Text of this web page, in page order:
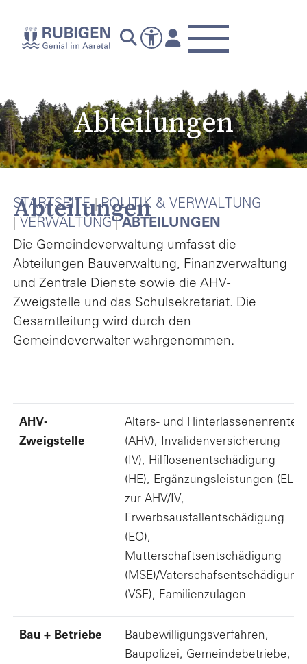
Abteilungen
STARTSEITE
POLITIK & VERWALTUNG
VERWALTUNG
ABTEILUNGEN
Abteilungen
Die Gemeindeverwaltung umfasst die
Abteilungen Bauverwaltung, Finanzverwaltung
und Zentrale Dienste sowie die AHV-
Zweigstelle und das Schulsekretariat. Die
Gesamtleitung wird durch den
Gemeindeverwalter wahrgenommen.
AHV-
Zweigstelle
Alters- und Hinterlassenenrente
(AHV), Invalidenversicherung
(IV), Hilflosenentschädigung
(HE), Ergänzungsleistungen (EL)
zur AHV/IV,
Erwerbsausfallentschädigung
(EO),
Mutterschaftsentschädigung
(MSE)/Vaterschafsentschädigung
(VSE), Familienzulagen
Bau + Betriebe
Baubewilligungsverfahren,
Baupolizei, Gemeindebetriebe,